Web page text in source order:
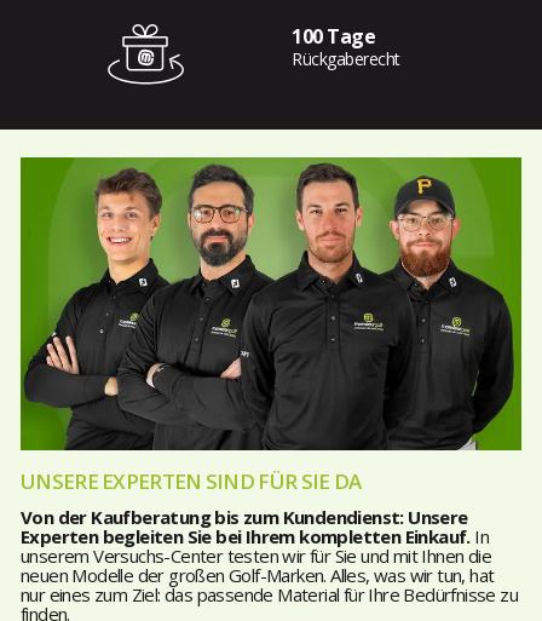
100 Tage
Rückgaberecht
UNSERE EXPERTEN SIND FÜR SIE DA
Von der Kaufberatung bis zum Kundendienst: Unsere
Experten begleiten Sie bei Ihrem kompletten Einkauf.In
unserem Versuchs-Center testen wir für Sie und mit Ihnen die
neuen Modelle der großen Golf-Marken. Alles, was wir tun, hat
nur eines zum Ziel: das passende Material für Ihre Bedürfnisse zu
finden.